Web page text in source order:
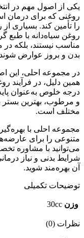
یکی از اصول مهم در
روغنی که برای درمان
را تأمین کند. بسیاری از
روغن سیاه‌دانه با طبع
مناسب نیستند، بلکه
بدن و بروز عوارض
در مجموعه احلی، این
همین دلیل، در فرآیند
درجه خلوص به‌عنوان
و مرطوب، بهترین بستر
مختلف است.
مجموعه احلی با
متنوعی را برای
می‌توانید با مشاوره
شرایط بدنی و نیاز
آن بهره‌مند شوید.
توضیحات تکمیلی
وزن 30cc
نظرات (0)